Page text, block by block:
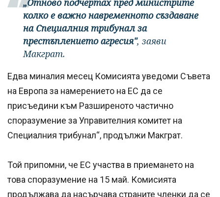
„Отново подчертах пред министрите
колко е важно навременното създаване
на Специалния трибунал за
престъплението агресия", заяви
Макграт.
Едва миналия месец Комисията уведоми Съвета
на Европа за намерението на ЕС да се
присъедини към Разширеното частично
споразумение за Управителния комитет на
Специалния трибунал“, продължи Макграт.
Той припомни, че ЕС участва в приемането на
това споразумение на 15 май. Комисията
продължава да насърчава страните членки да се